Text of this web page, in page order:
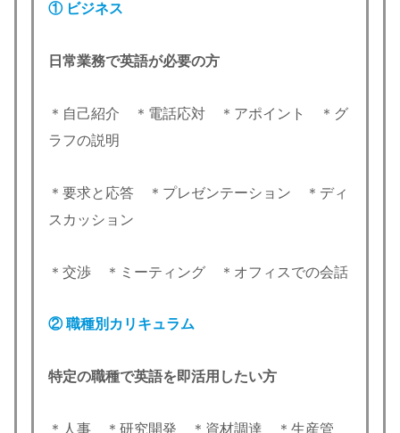
① ビジネス
日常業務で英語が必要の方
＊自己紹介 ＊電話応対 ＊アポイント ＊グ
ラフの説明
＊要求と応答 ＊プレゼンテーション ＊ディ
スカッション
＊交渉 ＊ミーティング ＊オフィスでの会話
② 職種別カリキュラム
特定の職種で英語を即活用したい方
＊人事 ＊研究開発 ＊資材調達 ＊生産管